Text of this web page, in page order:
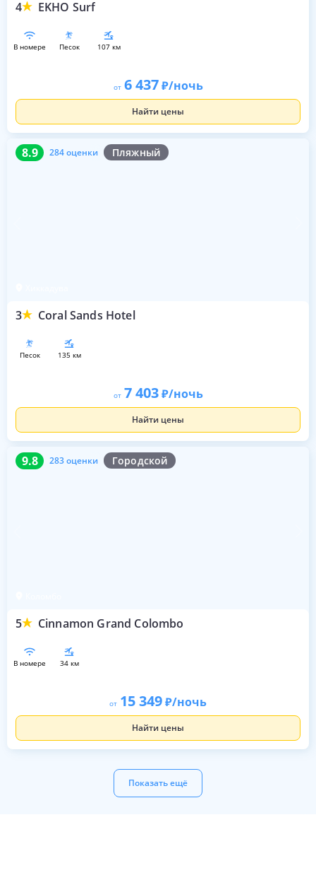
4 EKHO Surf
в номере песок 107 км
от 6 437 /ночь
Найти цены
8.9 284 оценки Пляжный
3 Coral Sands Hotel
8.9 284 оценки
песок 135 км
от 7 403 /ночь
Найти цены
9.8 283 оценки Городской
5 Cinnamon Grand Colombo
9.8 283 оценки
в номере 34 км
от 15 349 /ночь
Найти цены
Показать ещё